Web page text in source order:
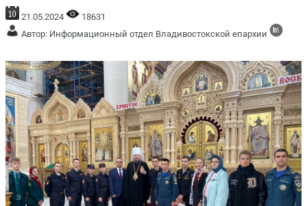
21.05.2024
18631
Автор: Информационный отдел Владивостокской епархии